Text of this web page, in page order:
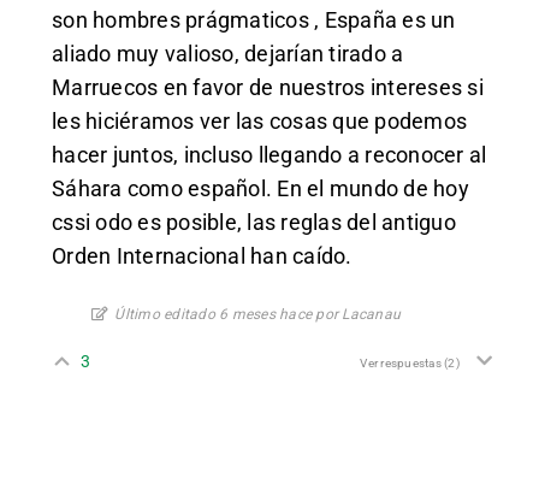
son hombres prágmaticos , España es un
aliado muy valioso, dejarían tirado a
Marruecos en favor de nuestros intereses si
les hiciéramos ver las cosas que podemos
hacer juntos, incluso llegando a reconocer al
Sáhara como español. En el mundo de hoy
cssi odo es posible, las reglas del antiguo
Orden Internacional han caído.
Último editado 6 meses hace por Lacanau
3 Ver respuestas(2)